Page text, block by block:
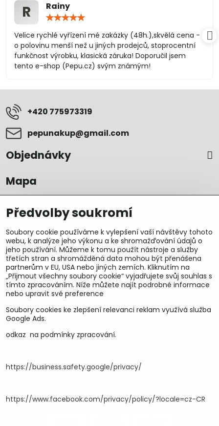
R Rainy
/
5
Velice rychlé vyřízení mé zakázky (48h.),skvělá cena -
o polovinu menší než u jiných prodejců, stoprocentní
funkčnost výrobku, klasická záruka! Doporučil jsem
tento e-shop (Pepu.cz) svým známým!
+420 775973319
pepunakup​@gmail​.com
Objednávky
Mapa
U&M parts s.r.o.
U Zastávky 150, Horní Staré Město
DIČ CZ25930184
Předvolby soukromí
Soubory cookie používáme k vylepšení vaší návštěvy tohoto
webu, k analýze jeho výkonu a ke shromažďování údajů o
jeho používání. Můžeme k tomu použít nástroje a služby
třetích stran a shromážděná data mohou být přenášena
partnerům v EU, USA nebo jiných zemích. Kliknutím na
„Přijmout všechny soubory cookie“ vyjadřujete svůj souhlas s
tímto zpracováním. Níže můžete najít podrobné informace
nebo upravit své preference
Soubory cookies ke zlepšení relevanci reklam využívá služba
Google Ads.
odkaz na podmínky zpracování.
https://business.safety.google/privacy/
https://www.facebook.com/privacy/policy/?locale=cz-CR